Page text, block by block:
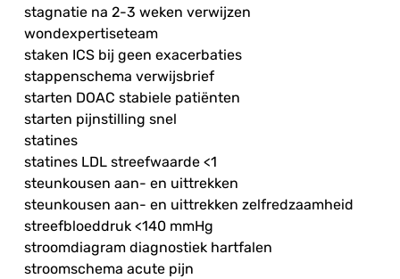
stagnatie na 2-3 weken verwijzen
wondexpertiseteam
staken ICS bij geen exacerbaties
stappenschema verwijsbrief
starten DOAC stabiele patiënten
starten pijnstilling snel
statines
statines LDL streefwaarde <1
steunkousen aan- en uittrekken
steunkousen aan- en uittrekken zelfredzaamheid
streefbloeddruk <140 mmHg
stroomdiagram diagnostiek hartfalen
stroomschema acute pijn